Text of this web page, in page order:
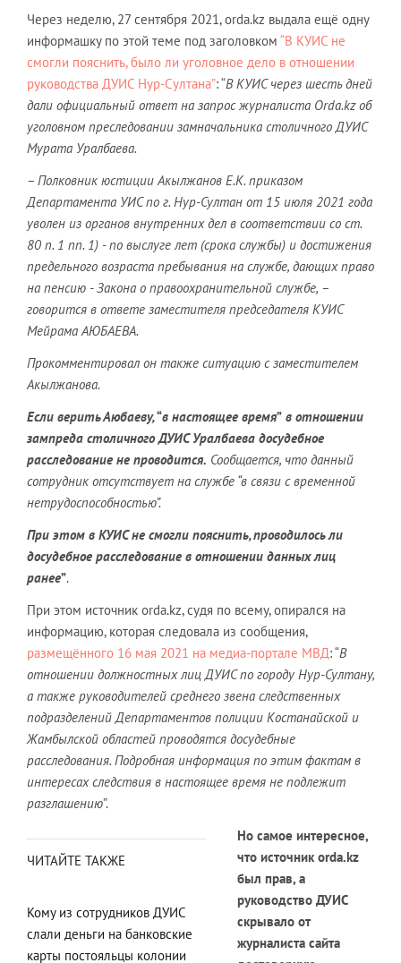
Через неделю, 27 сентября 2021, orda.kz выдала ещё одну
информашку по этой теме под заголовком “В КУИС не
смогли пояснить, было ли уголовное дело в отношении
руководства ДУИС Нур-Султана”: “В КУИС через шесть дней
дали официальный ответ на запрос журналиста Orda.kz об
уголовном преследовании замначальника столичного ДУИС
Мурата Уралбаева.
– Полковник юстиции Акылжанов Е.К. приказом
Департамента УИС по г. Нур-Султан от 15 июля 2021 года
уволен из органов внутренних дел в соответствии со ст.
80 п. 1 пп. 1) -по выслуге лет (срока службы) и достижения
предельного возраста пребывания на службе, дающих право
на пенсию -Закона о правоохранительной службе, –
говорится в ответе заместителя председателя КУИС
Мейрама АЮБАЕВА.
Прокомментировал он также ситуацию с заместителем
Акылжанова.
Если верить Аюбаеву,“в настоящее время” в отношении
зампреда столичного ДУИС Уралбаева досудебное
расследование не проводится. Сообщается, что данный
сотрудник отсутствует на службе “в связи с временной
нетрудоспособностью”.
При этом в КУИС не смогли пояснить, проводилось ли
досудебное расследование в отношении данных лиц
ранее”.
При этом источник orda.kz, судя по всему, опирался на
информацию, которая следовала из сообщения,
размещённого 16 мая 2021 на медиа-портале МВД: “В
отношении должностных лиц ДУИС по городу Нур-Султану,
а также руководителей среднего звена следственных
подразделений Департаментов полиции Костанайской и
Жамбылской областей проводятся досудебные
расследования. Подробная информация по этим фактам в
интересах следствия в настоящее время не подлежит
разглашению”.
ЧИТАЙТЕ ТАКЖЕ
Кому из сотрудников ДУИС
слали деньги на банковские
карты постояльцы колонии
Но самое интересное,
что источник orda.kz
был прав, а
руководство ДУИС
скрывало от
журналиста сайта